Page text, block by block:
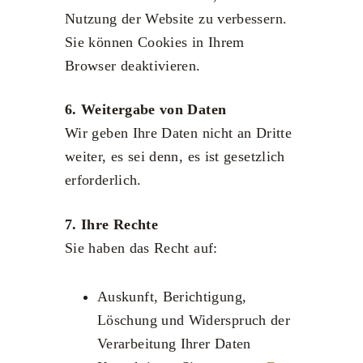
Nutzung der Website zu verbessern.
Sie können Cookies in Ihrem
Browser deaktivieren.
6. Weitergabe von Daten
Wir geben Ihre Daten nicht an Dritte
weiter, es sei denn, es ist gesetzlich
erforderlich.
7. Ihre Rechte
Sie haben das Recht auf:
Auskunft, Berichtigung,
Löschung und Widerspruch der
Verarbeitung Ihrer Daten